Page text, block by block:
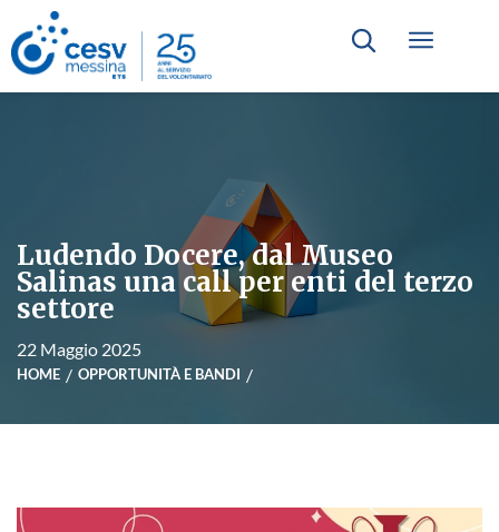
Ludendo Docere, dal Museo
Salinas una call per enti del terzo
settore
22 Maggio 2025
HOME OPPORTUNITÀ E BANDI